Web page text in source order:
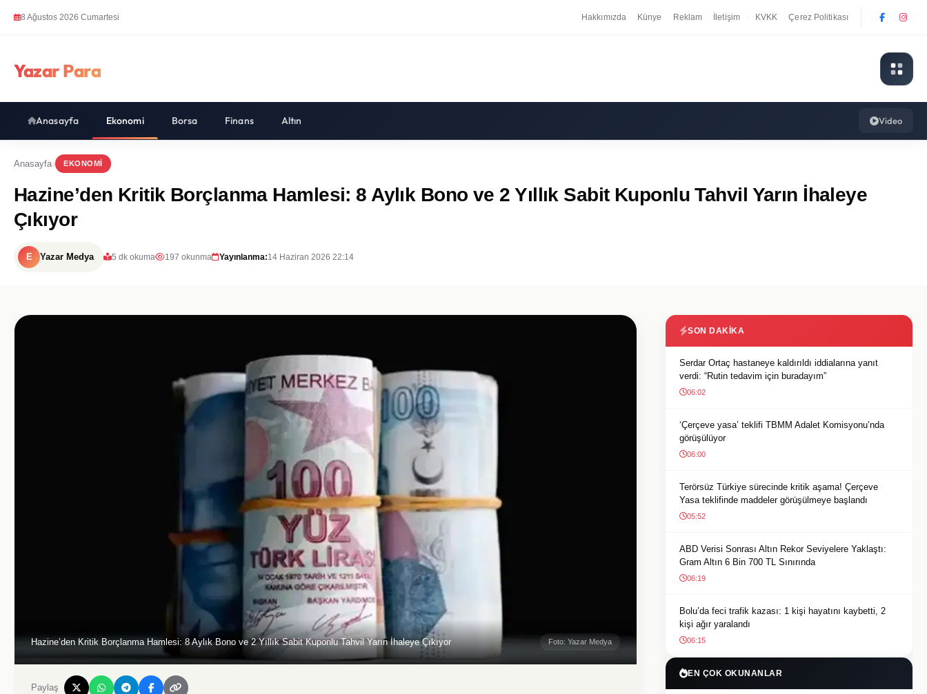
8 Ağustos 2026 Cumartesi Hakkımızda Künye Reklam İletişim KVKK Çerez Politikası
Yazar Para
Anasayfa Ekonomi Borsa Finans Altın Video
Anasayfa EKONOMI
Hazine’den Kritik Borçlanma Hamlesi: 8 Aylık Bono ve 2 Yıllık Sabit Kuponlu Tahvil Yarın İhaleye
Çıkıyor
E Yazar Medya 5 dk okuma 197 okunma Yayınlanma:14 Haziran 2026 22:14
Hazine’den Kritik Borçlanma Hamlesi: 8 Aylık Bono ve 2 Yıllık Sabit Kuponlu Tahvil Yarın İhaleye Çıkıyor Foto: Yazar Medya
Paylaş
SON DAKIKA
Serdar Ortaç hastaneye kaldırıldı iddialarına yanıt
verdi: “Rutin tedavim için buradayım”
06:02
‘Çerçeve yasa’ teklifi TBMM Adalet Komisyonu’nda
görüşülüyor
06:00
Terörsüz Türkiye sürecinde kritik aşama! Çerçeve
Yasa teklifinde maddeler görüşülmeye başlandı
05:52
ABD Verisi Sonrası Altın Rekor Seviyelere Yaklaştı:
Gram Altın 6 Bin 700 TL Sınırında
06:19
Bolu’da feci trafik kazası: 1 kişi hayatını kaybetti, 2
kişi ağır yaralandı
06:15
EN ÇOK OKUNANLAR